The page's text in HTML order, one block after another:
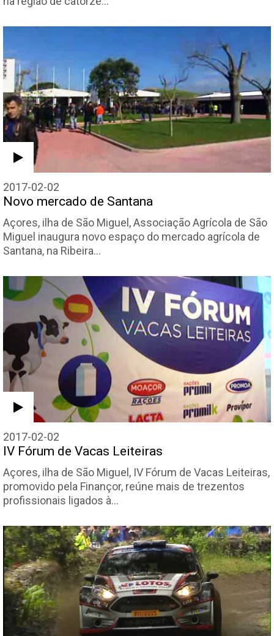
2017-02-02
Novo mercado de Santana
Açores, ilha de São Miguel, Associação Agrícola de São
Miguel inaugura novo espaço do mercado agrícola de
Santana, na Ribeira…
2017-02-02
IV Fórum de Vacas Leiteiras
Açores, ilha de São Miguel, IV Fórum de Vacas Leiteiras,
promovido pela Finançor, reúne mais de trezentos
profissionais ligados à…